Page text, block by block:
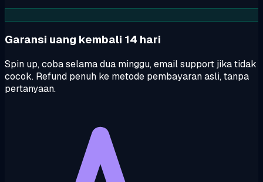
Garansi uang kembali 14 hari
Spin up, coba selama dua minggu, email support jika tidak
cocok. Refund penuh ke metode pembayaran asli, tanpa
pertanyaan.